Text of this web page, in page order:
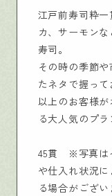
江戸前寿司粋
カ、サーモン
寿司。
その時の季節
たネタで握っ
以上のお客様
る大人気のプラ
45貫 ※写真は
や仕入れ状況
る場合がござい